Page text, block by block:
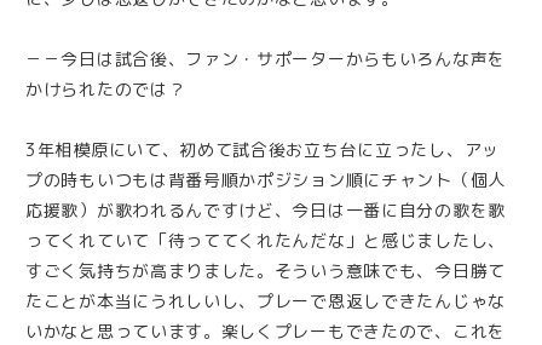
－－今日は試合後、ファン・サポーターからもいろんな声を
かけられたのでは？
3年相模原にいて、初めて試合後お立ち台に立ったし、アッ
プの時もいつもは背番号順かポジション順にチャント（個人
応援歌）が歌われるんですけど、今日は一番に自分の歌を歌
ってくれていて「待っててくれたんだな」と感じましたし、
すごく気持ちが高まりました。そういう意味でも、今日勝て
たことが本当にうれしいし、プレーで恩返しできたんじゃな
いかなと思っています。楽しくプレーもできたので、これを